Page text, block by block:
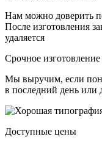
Нам можно доверить
После изготовления
удаляется
Срочное изготовление
Мы выручим, если
в последний день или
Доступные цены